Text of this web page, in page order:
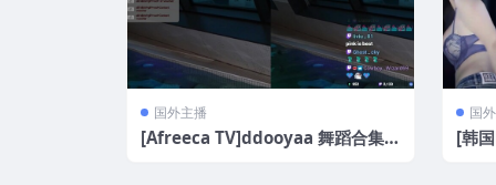
国外主播
[Afreeca TV]ddooyaa 舞蹈合集[2
国
[韩